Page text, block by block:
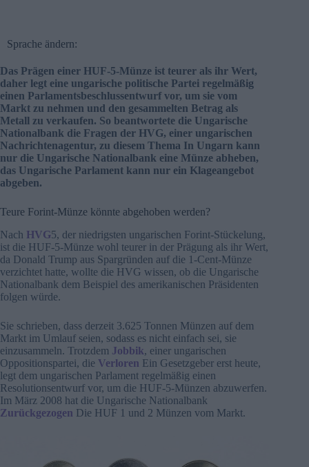
Sprache ändern:
Das Prägen einer HUF-5-Münze ist teurer als ihr Wert,
daher legt eine ungarische politische Partei regelmäßig
einen Parlamentsbeschlussentwurf vor, um sie vom
Markt zu nehmen und den gesammelten Betrag als
Metall zu verkaufen. So beantwortete die Ungarische
Nationalbank die Fragen der HVG, einer ungarischen
Nachrichtenagentur, zu diesem Thema In Ungarn kann
nur die Ungarische Nationalbank eine Münze abheben,
das Ungarische Parlament kann nur ein Klageangebot
abgeben.
Teure Forint-Münze könnte abgehoben werden?
Nach HVG5, der niedrigsten ungarischen Forint-Stückelung,
ist die HUF-5-Münze wohl teurer in der Prägung als ihr Wert,
da Donald Trump aus Spargründen auf die 1-Cent-Münze
verzichtet hatte, wollte die HVG wissen, ob die Ungarische
Nationalbank dem Beispiel des amerikanischen Präsidenten
folgen würde.
Sie schrieben, dass derzeit 3.625 Tonnen Münzen auf dem
Markt im Umlauf seien, sodass es nicht einfach sei, sie
einzusammeln. Trotzdem Jobbik, einer ungarischen
Oppositionspartei, die Verloren Ein Gesetzgeber erst heute,
legt dem ungarischen Parlament regelmäßig einen
Resolutionsentwurf vor, um die HUF-5-Münzen abzuwerfen.
Im März 2008 hat die Ungarische Nationalbank
Zurückgezogen Die HUF 1 und 2 Münzen vom Markt.